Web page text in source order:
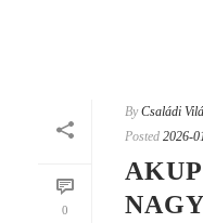
0
By Családi
Posted 2026-